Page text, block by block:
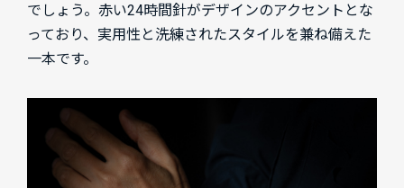
でしょう。赤い24時間針がデザインのアクセントとな
っており、実用性と洗練されたスタイルを兼ね備えた
一本です。